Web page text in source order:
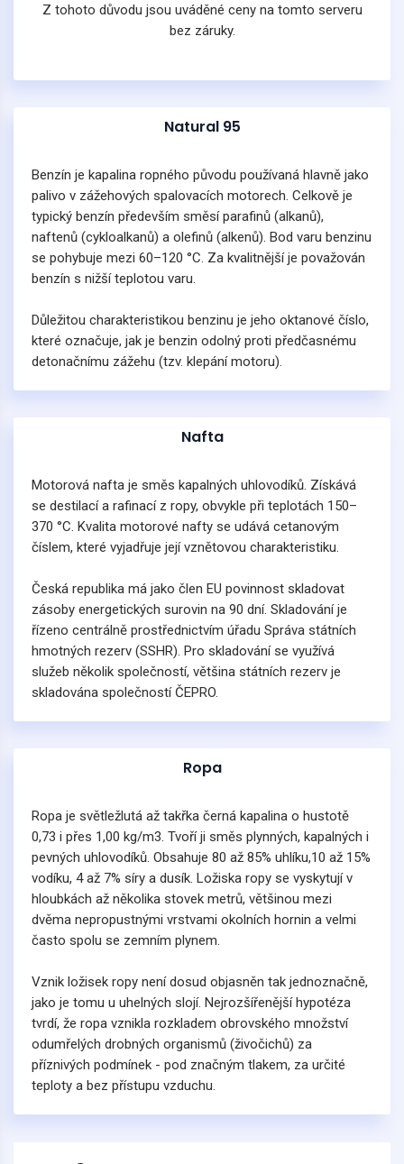
Z tohoto důvodu jsou uváděné ceny na tomto serveru
bez záruky.
Natural 95
Benzín je kapalina ropného původu používaná hlavně jako
palivo v zážehových spalovacích motorech. Celkově je
typický benzín především směsí parafinů (alkanů),
naftenů (cykloalkanů) a olefinů (alkenů). Bod varu benzinu
se pohybuje mezi 60–120 °C. Za kvalitnější je považován
benzín s nižší teplotou varu.
Důležitou charakteristikou benzinu je jeho oktanové číslo,
které označuje, jak je benzin odolný proti předčasnému
detonačnímu zážehu (tzv. klepání motoru).
Nafta
Motorová nafta je směs kapalných uhlovodíků. Získává
se destilací a rafinací z ropy, obvykle při teplotách 150–
370 °C. Kvalita motorové nafty se udává cetanovým
číslem, které vyjadřuje její vznětovou charakteristiku.
Česká republika má jako člen EU povinnost skladovat
zásoby energetických surovin na 90 dní. Skladování je
řízeno centrálně prostřednictvím úřadu Správa státních
hmotných rezerv (SSHR). Pro skladování se využívá
služeb několik společností, většina státních rezerv je
skladována společností ČEPRO.
Ropa
Ropa je světležlutá až takřka černá kapalina o hustotě
0,73 i přes 1,00 kg/m3. Tvoří ji směs plynných, kapalných i
pevných uhlovodíků. Obsahuje 80 až 85% uhlíku,10 až 15%
vodíku, 4 až 7% síry a dusík. Ložiska ropy se vyskytují v
hloubkách až několika stovek metrů, většinou mezi
dvěma nepropustnými vrstvami okolních hornin a velmi
často spolu se zemním plynem.
Vznik ložisek ropy není dosud objasněn tak jednoznačně,
jako je tomu u uhelných slojí. Nejrozšířenější hypotéza
tvrdí, že ropa vznikla rozkladem obrovského množství
odumřelých drobných organismů (živočichů) za
příznivých podmínek - pod značným tlakem, za určité
teploty a bez přístupu vzduchu.